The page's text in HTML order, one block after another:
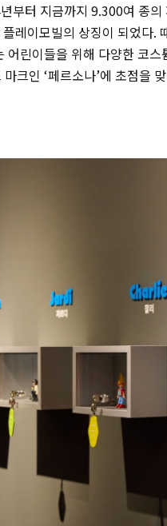
부터 지금까지 9.300여 종
레이모빌의 상징이 되었다.
어린이들을 위해 다양한 코
크인 ‘페르소나’에 초점을